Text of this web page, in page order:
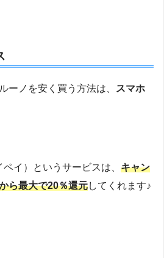
ーノを安く買う方法は、
スマホ
イ）というサービスは、 キャン
ら最大で20％還元してくれます♪